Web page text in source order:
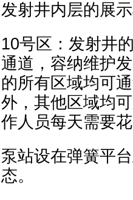
发射井内层的展示
10号区：发射井
通道，容纳维护
的所有区域均可
外，其他区域均
作人员每天需要
泵站设在弹簧平
态。